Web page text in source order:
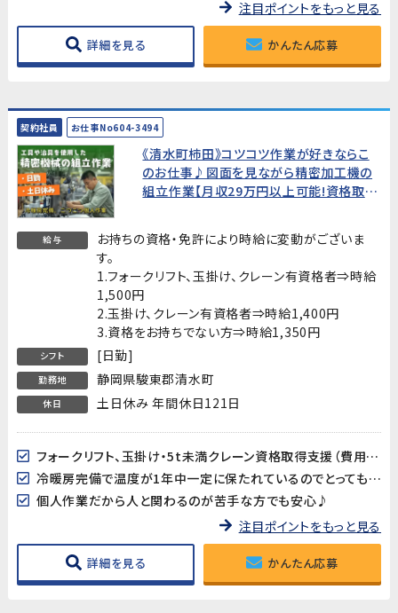
注目ポイントをもっと見る
詳細を見る かんたん応募
契約社員 お仕事No604-3494
《清水町柿田》コツコツ作業が好きならこ
のお仕事♪図面を見ながら精密加工機の
組立作業【月収29万円以上可能!資格取得
給与
お持ちの資格・免許により時給に変動がございま
す。
1.フォークリフト、玉掛け、クレーン有資格者⇒時給
1,500円
2.玉掛け、クレーン有資格者⇒時給1,400円
3.資格をお持ちでない方⇒時給1,350円
シフト [日勤]
勤務地 静岡県駿東郡清水町
休日 土日休み 年間休日121日
フォークリフト、玉掛け・5t未満クレーン資格取得支援（費用会社負担）有り!
冷暖房完備で温度が1年中一定に保たれているのでとっても快適♪
個人作業だから人と関わるのが苦手な方でも安心♪
注目ポイントをもっと見る
詳細を見る かんたん応募